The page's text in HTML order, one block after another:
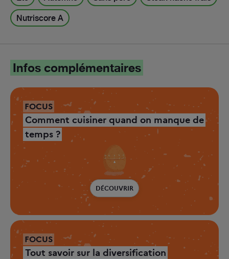
Nutriscore A
Infos complémentaires
FOCUS
Comment cuisiner quand on manque de
temps ?
DÉCOUVRIR
FOCUS
Tout savoir sur la diversification